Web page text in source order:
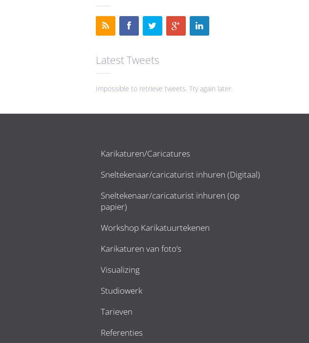
Latest Tweets
Impossible to retrieve tweets. Try again later.
Karikaturen/Caricatures
Sneltekenaar/caricaturist inhuren (Digitaal)
Sneltekenaar/caricaturist inhuren (op
papier)
Workshop Karikatuurtekenen
Karikaturen van foto’s
Visualizing
Studiowerk
Tarieven
Referenties